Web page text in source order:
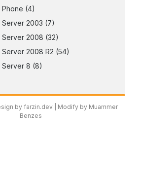
(4)
Server 2003 (7)
Server 2008 (32)
2008 R2 (54)
Server 8 (8)
by farzin.dev | Modify by Muammer
Benzes